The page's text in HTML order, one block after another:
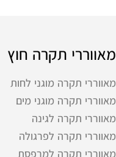
מאווררי תקרה חוץ
מאווררי תקרה מוגני לחות
מאווררי תקרה מוגני מים
מאווררי תקרה לגינה
מאווררי תקרה לפרגולה
מאווררי תקרה למרפסת